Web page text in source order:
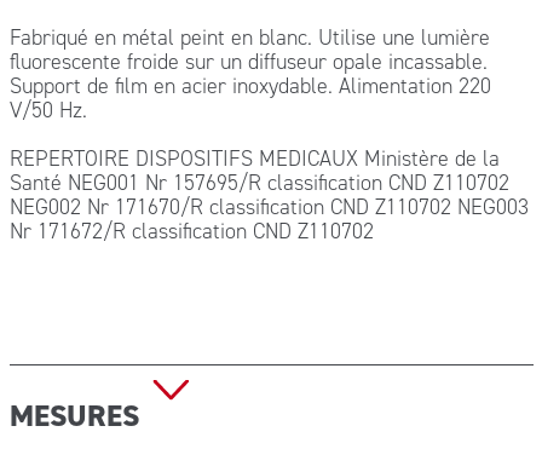
Fabriqué en métal peint en blanc. Utilise une lumière
fluorescente froide sur un diffuseur opale incassable.
Support de film en acier inoxydable. Alimentation 220
V/50 Hz.
REPERTOIRE DISPOSITIFS MEDICAUX Ministère de la
Santé NEG001 Nr 157695/R classification CND Z110702
NEG002 Nr 171670/R classification CND Z110702 NEG003
Nr 171672/R classification CND Z110702
MESURES